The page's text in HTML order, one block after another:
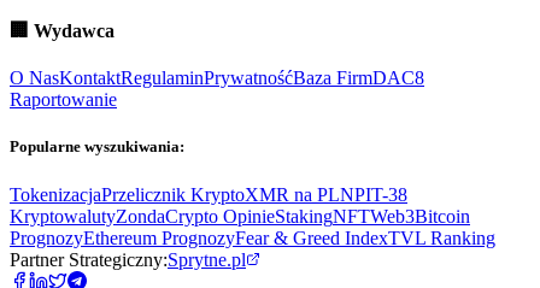
🏢 Wydawca
O NasKontaktRegulaminPrywatnośćBaza FirmDAC8
Raportowanie
Popularne wyszukiwania:
TokenizacjaPrzelicznik KryptoXMR na PLNPIT-38
KryptowalutyZondaCrypto OpinieStakingNFTWeb3Bitcoin
PrognozyEthereum PrognozyFear & Greed IndexTVL Ranking
Partner Strategiczny:Sprytne.pl